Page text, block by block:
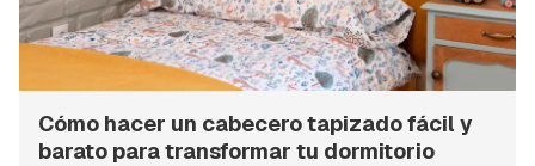
Cómo hacer un cabecero tapizado fácil y
barato para transformar tu dormitorio